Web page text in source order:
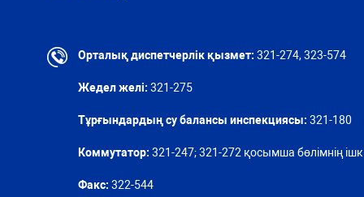
Орталық диспетчерлік қызмет: 321-274, 323-574
Жедел желі: 321-275
Тұрғындардың су балансы инспекциясы: 321-180
Коммутатор: 321-247; 321-272 қосымша бөлімнің ішкі
Факс: 322-544